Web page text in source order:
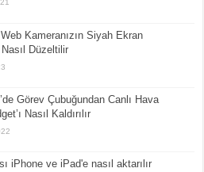
Kameranızın Siyah Ekran
Düzeltilir
Görev Çubuğundan Canlı Hava
Nasıl Kaldırılır
iPhone ve iPad'e nasıl aktarılır